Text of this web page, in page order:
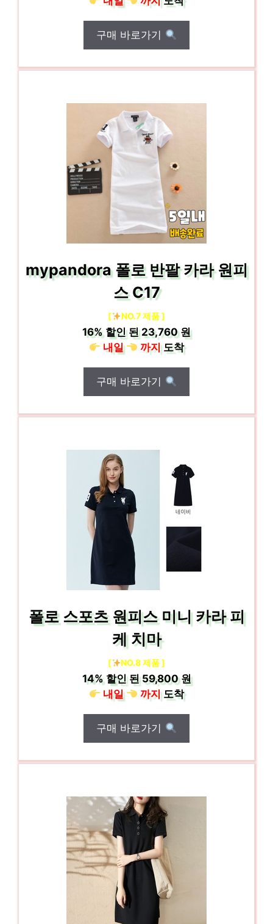
구매 바로가기
mypandora 폴로 반팔 카라 원피
스 C17
[ NO.7 제품 ]
16%할인 된23,760 원
내일
까지도착
구매 바로가기
폴로 스포츠 원피스 미니 카라 피
케 치마
[ NO.8 제품 ]
14%할인 된59,800 원
내일
까지도착
구매 바로가기